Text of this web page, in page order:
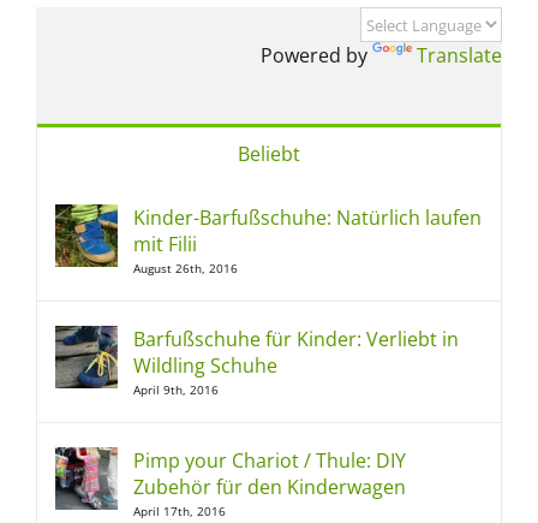
Powered by Translate
Beliebt
Kinder-Barfußschuhe: Natürlich laufen
mit Filii
August 26th, 2016
Barfußschuhe für Kinder: Verliebt in
Wildling Schuhe
April 9th, 2016
Pimp your Chariot / Thule: DIY
Zubehör für den Kinderwagen
April 17th, 2016